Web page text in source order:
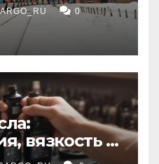
и
0
вязкость и
по выбору